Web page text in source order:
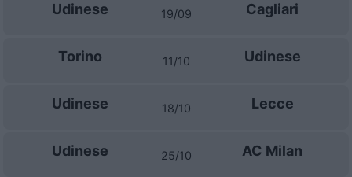
Udinese 19/09 Cagliari
Torino 11/10 Udinese
Udinese 18/10 Lecce
Udinese 25/10 AC Milan